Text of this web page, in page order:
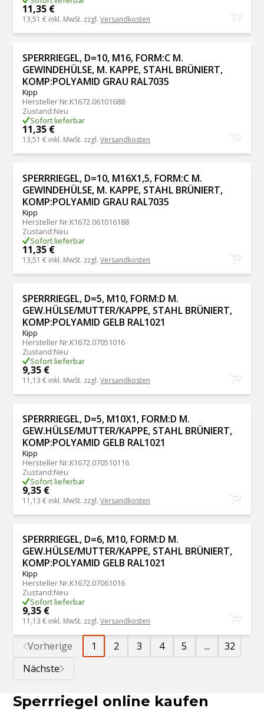
11,35 €
13,51 € inkl. MwSt. zzgl.Versandkosten
SPERRRIEGEL, D=10, M16, FORM:C M.
GEWINDEHÜLSE, M. KAPPE, STAHL BRÜNIERT,
KOMP:POLYAMID GRAU RAL7035
Kipp
Hersteller Nr.K1672.06101688
Zustand:Neu
Sofort lieferbar
11,35 €
13,51 € inkl. MwSt. zzgl.Versandkosten
SPERRRIEGEL, D=10, M16X1,5, FORM:C M.
GEWINDEHÜLSE, M. KAPPE, STAHL BRÜNIERT,
KOMP:POLYAMID GRAU RAL7035
Kipp
Hersteller Nr.K1672.061016188
Zustand:Neu
Sofort lieferbar
11,35 €
13,51 € inkl. MwSt. zzgl.Versandkosten
SPERRRIEGEL, D=5, M10, FORM:D M.
GEW.HÜLSE/MUTTER/KAPPE, STAHL BRÜNIERT,
KOMP:POLYAMID GELB RAL1021
Kipp
Hersteller Nr.K1672.07051016
Zustand:Neu
Sofort lieferbar
9,35 €
11,13 € inkl. MwSt. zzgl.Versandkosten
SPERRRIEGEL, D=5, M10X1, FORM:D M.
GEW.HÜLSE/MUTTER/KAPPE, STAHL BRÜNIERT,
KOMP:POLYAMID GELB RAL1021
Kipp
Hersteller Nr.K1672.070510116
Zustand:Neu
Sofort lieferbar
9,35 €
11,13 € inkl. MwSt. zzgl.Versandkosten
SPERRRIEGEL, D=6, M10, FORM:D M.
GEW.HÜLSE/MUTTER/KAPPE, STAHL BRÜNIERT,
KOMP:POLYAMID GELB RAL1021
Kipp
Hersteller Nr.K1672.07061016
Zustand:Neu
Sofort lieferbar
9,35 €
11,13 € inkl. MwSt. zzgl.Versandkosten
Vorherige 1 2 3 4 5 ...
32
Nächste
Sperrriegel online kaufen